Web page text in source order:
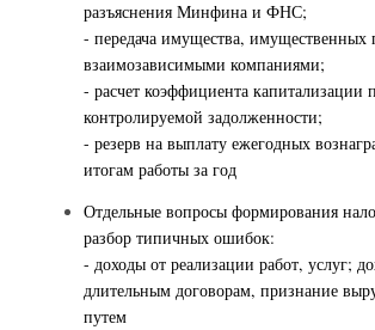
разъяснения Минфина и ФНС;
- передача имущества, имущественных
взаимозависимыми компаниями;
- расчет коэффициента капитализации
контролируемой задолженности;
- резерв на выплату ежегодных
итогам работы за год
Отдельные вопросы формирования
разбор типичных ошибок:
- доходы от реализации работ, услуг;
длительным договорам, признание
путем